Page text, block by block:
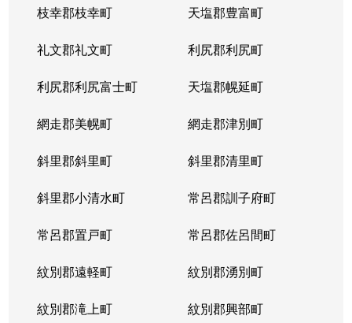
枝幸郡枝幸町 天塩郡豊富町
礼文郡礼文町 利尻郡利尻町
利尻郡利尻富士町 天塩郡幌延町
網走郡美幌町 網走郡津別町
斜里郡斜里町 斜里郡清里町
斜里郡小清水町 常呂郡訓子府町
常呂郡置戸町 常呂郡佐呂間町
紋別郡遠軽町 紋別郡湧別町
紋別郡滝上町 紋別郡興部町